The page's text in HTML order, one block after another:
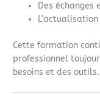
Des échanges
Cette formation
professionnel
besoins et des outils.